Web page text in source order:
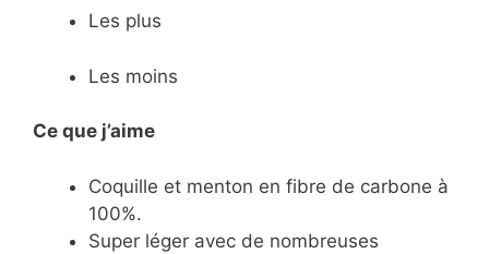
Les plus
Les moins
Ce que j’aime
​Coquille et menton en fibre de carbone à
100%.
​Super léger avec de nombreuses